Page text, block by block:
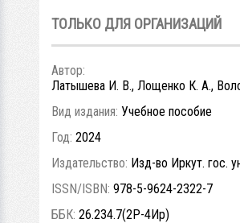
ТОЛЬКО ДЛЯ ОРГАНИЗАЦИЙ
Автор:
Латышева И. В., Лощенко К. А.,
Вид издания: Учебное пособие
Год: 2024
Издательство: Изд-во Иркут. гос.
ISSN/ISBN: 978-5-9624-2322-7
ББК: 26.234.7(2Р-4Ир)